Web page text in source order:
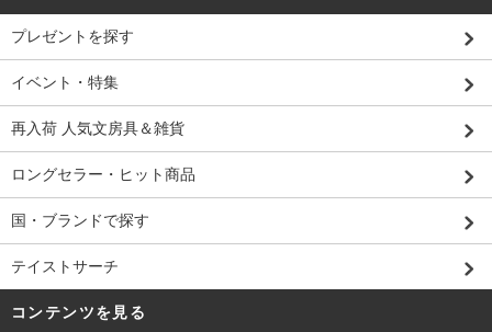
プレゼントを探す
イベント・特集
再入荷 人気文房具＆雑貨
ロングセラー・ヒット商品
国・ブランドで探す
テイストサーチ
コンテンツを見る